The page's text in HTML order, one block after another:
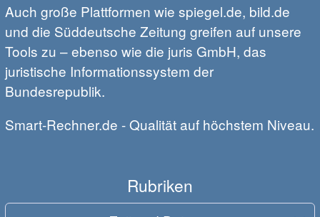
Auch große Plattformen wie spiegel.de, bild.de
und die Süddeutsche Zeitung greifen auf unsere
Tools zu – ebenso wie die juris GmbH, das
juristische Informationssystem der
Bundesrepublik.
Smart-Rechner.de - Qualität auf höchstem Niveau.
Rubriken